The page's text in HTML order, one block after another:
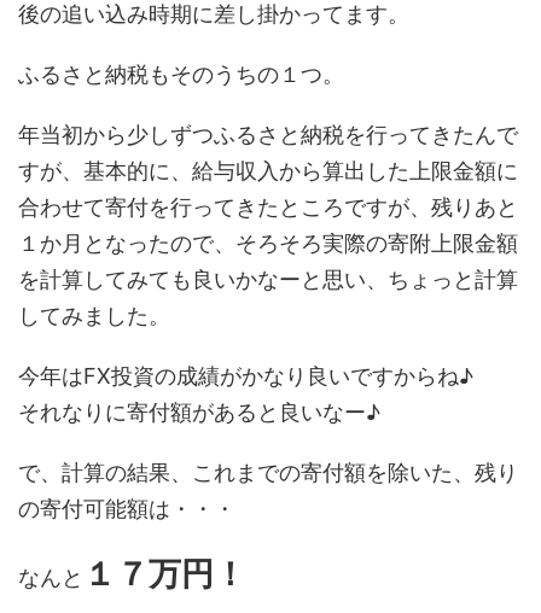
後の追い込み時期に差し掛かってます。
ふるさと納税もそのうちの１つ。
年当初から少しずつふるさと納税を行ってきたんで
すが、基本的に、給与収入から算出した上限金額に
合わせて寄付を行ってきたところですが、残りあと
１か月となったので、そろそろ実際の寄附上限金額
を計算してみても良いかなーと思い、ちょっと計算
してみました。
今年はFX投資の成績がかなり良いですからね♪
それなりに寄付額があると良いなー♪
で、計算の結果、これまでの寄付額を除いた、残り
の寄付可能額は・・・
なんと １７万円！